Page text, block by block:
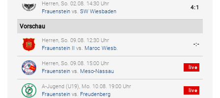
Herren, So. 02.08. 14:30 Uhr
Frauenstein vs. SW Wiesbaden
4:1
Vorschau
Herren, So. 09.08. 12:30 Uhr
Frauenstein II vs. Maroc Wiesb.
-:-
Herren, So. 09.08. 15:00 Uhr
Frauenstein vs. Meso-Nassau
live
A-Jugend (U19), Mo. 10.08. 19:00 Uhr
Frauenstein vs. Freudenberg
live